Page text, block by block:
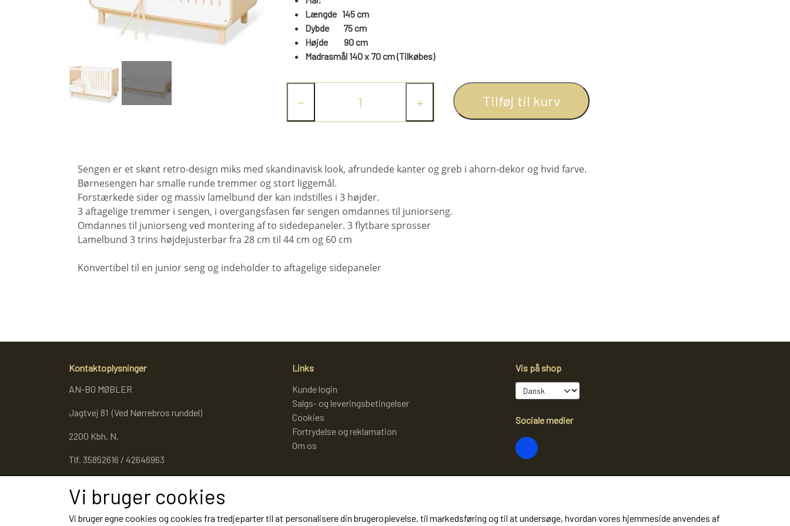
KONTORSTOLE
SKRIVEBORDE
ENTRE
BELYSNING
BARBORDE
VÆGPANELER
SPEJLE
SMINKEBORDE/SMYKKESKABE
BELYSNING
SPEJLE
VÆGPANELER
OM OS
Længde 145 cm
Dybde 75 cm
Højde
90cm
Madrasmål 140 x 70 cm (Tilkøbes)
− + Tilføj til kurv
Sengen er et skønt retro-design miks med skandinavisk look, afrundede kanter og greb i ahorn-dekor og hvid farve.
Børnesengen har smalle runde tremmer og stort liggemål.
Forstærkede sider og massiv lamelbund der kan indstilles i 3 højder.
3 aftagelige tremmer i sengen, i overgangsfasen før sengen omdannes til juniorseng.
Omdannes til juniorseng ved montering af to sidedepaneler. 3 flytbare sprosser
Lamelbund 3 trins højdejusterbar fra 28 cm til 44 cm og 60 cm
Konvertibel til en junior seng og indeholder to aftagelige sidepaneler
Kontaktoplysninger
AN-BO MØBLER
Jagtvej 81 (Ved Nørrebros runddel)
2200 Kbh. N.
Tlf. 35852616 / 42646963
Links
Kunde login
Salgs- og leveringsbetingelser
Cookies
Fortrydelse og reklamation
Om os
Vis på shop
Sociale medier
Vi bruger cookies
Vi bruger egne cookies og cookies fra tredjeparter til at personalisere din brugeroplevelse, til markedsføring og til at undersøge, hvordan vores hjemmeside anvendes af